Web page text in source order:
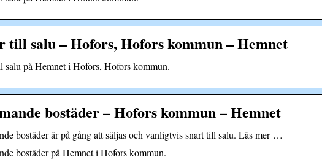
till salu – Hofors, Hofors kommun – Hemnet
på Hemnet i Hofors, Hofors kommun.
bostäder – Hofors kommun – Hemnet
bostäder är på gång att säljas och vanligtvis snart till salu. Läs mer …
bostäder på Hemnet i Hofors kommun.